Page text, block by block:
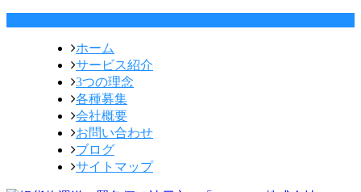
ホーム
サービス紹介
3つの理念
各種募集
会社概要
お問い合わせ
ブログ
サイトマップ